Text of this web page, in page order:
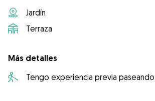
Jardín
Terraza
Más detalles
Tengo experiencia previa